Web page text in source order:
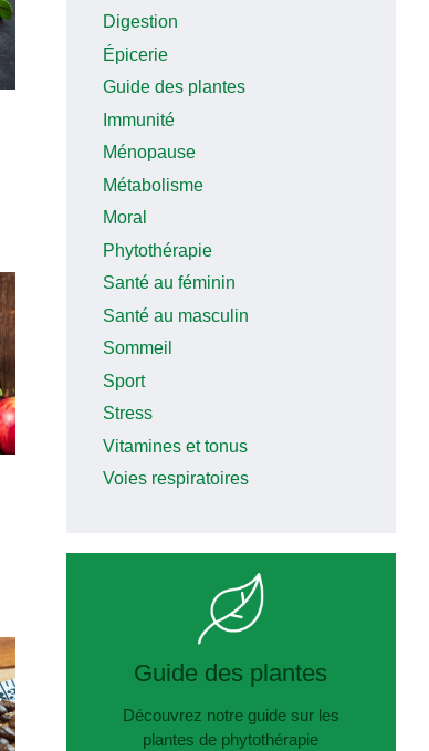
Digestion
Épicerie
Guide des plantes
Immunité
Ménopause
Métabolisme
Moral
Phytothérapie
Santé au féminin
Santé au masculin
Sommeil
Sport
Stress
Vitamines et tonus
Voies respiratoires
Guide des plantes
Découvrez notre guide sur les
plantes de phytothérapie